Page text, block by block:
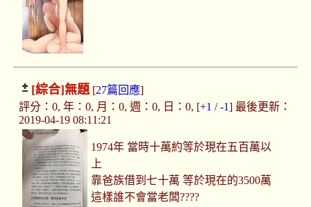
[綜合]無題[27篇回應]
評分：0, 年：0, 月：0, 週：0, 日：0, [+1 /-1] 最後更新：
2019-04-19 08:11:21
1974年 當時十萬約等於現在五百萬以
上
靠爸族借到七十萬 等於現在的3500萬
這樣誰不會當老闆????